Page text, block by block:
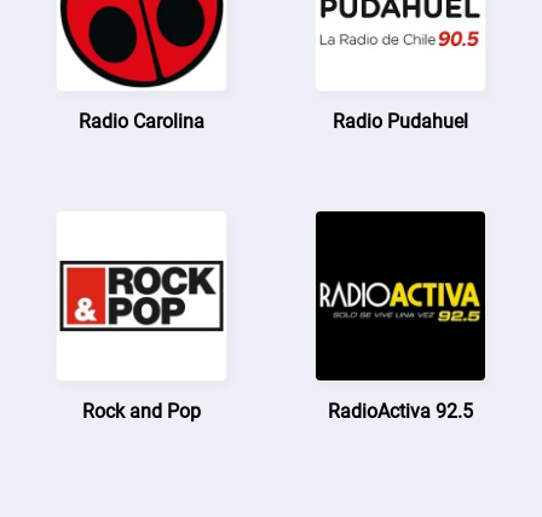
Radio Carolina Radio Pudahuel
Rock and Pop RadioActiva 92.5